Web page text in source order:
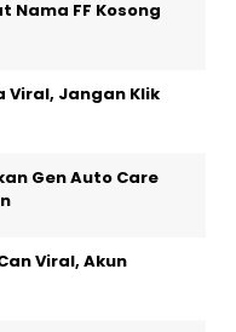
Nama FF Kosong
Viral, Jangan Klik
Gen Auto Care
Viral, Akun